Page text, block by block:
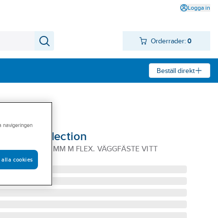
Logga in
Orderrader: 0
Beställ direkt
vit, a-collection
770MM M FLEX. VÄGGFÄSTE VITT
navigeringen
alla cookies